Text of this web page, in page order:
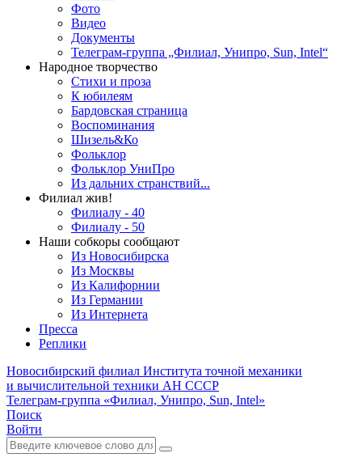
Фото
Видео
Документы
Телеграм-группа „Филиал, Унипро, Sun, Intel“
Народное творчество
Стихи и проза
К юбилеям
Бардовская страница
Воспоминания
Шизель&Ко
Фольклор
Фольклор УниПро
Из дальних странствий...
Филиал жив!
Филиалу - 40
Филиалу - 50
Наши собкоры сообщают
Из Новосибирска
Из Москвы
Из Калифорнии
Из Германии
Из Интернета
Пресса
Реплики
Новосибирский филиал Института точной механики
и вычислительной техники АН СССР
Телеграм-группа «Филиал, Унипро, Sun, Intel»
Поиск
Войти